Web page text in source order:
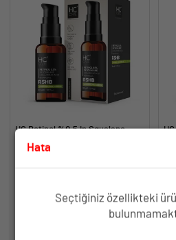
HC Retinol %0.5 In Squalane
Serum, Kırışıklık ve Yaşlanma
Karşıtı - 30 ml.
TÜKENDİ
Hata
Seçtiğiniz özellikteki